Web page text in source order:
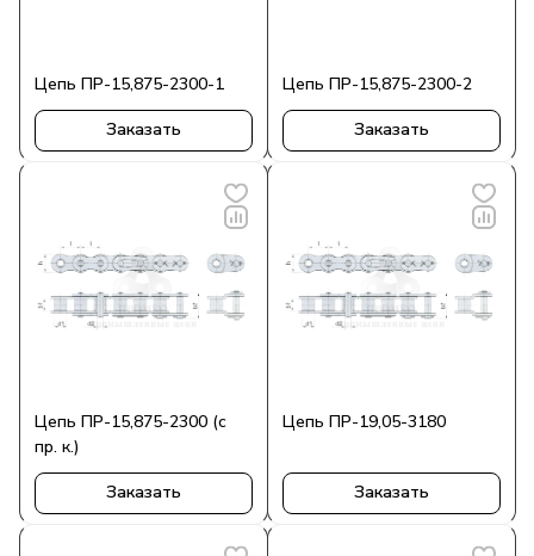
Цепь ПР-15,875-2300-1
Заказать
Цепь ПР-15,875-2300-2
Заказать
Цепь ПР-15,875-2300 (с
пр. к.)
Заказать
Цепь ПР-19,05-3180
Заказать